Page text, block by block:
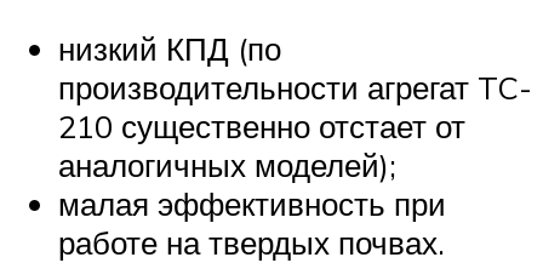
низкий КПД (по
производительности агрегат TC-
210 существенно отстает от
аналогичных моделей);
малая эффективность при
работе на твердых почвах.